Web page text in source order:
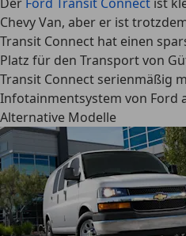
Chevy Van, aber er ist
Transit Connect hat einen
Platz für den Transport von
Transit Connect serienmäßig
Infotainmentsystem von Ford
Alternative Modelle